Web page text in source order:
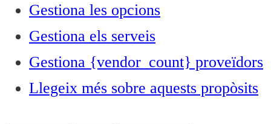
Gestiona les opcions
Gestiona els serveis
Gestiona {vendor_count} proveïdors
Llegeix més sobre aquests propòsits